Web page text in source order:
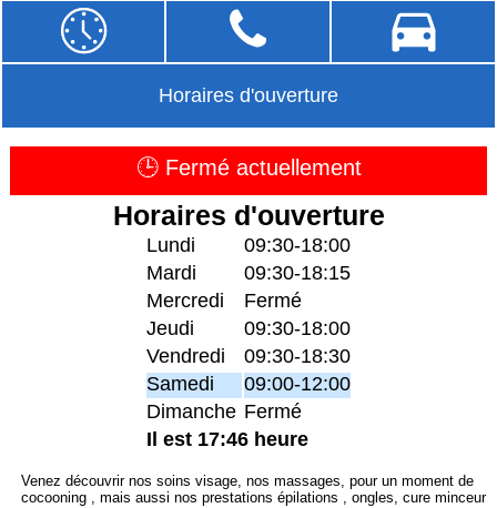
Horaires d'ouverture
🕒 Fermé actuellement
Horaires d'ouverture
Lundi
09:30-18:00
Mardi
09:30-18:15
Mercredi
Fermé
Jeudi
09:30-18:00
Vendredi
09:30-18:30
Samedi
09:00-12:00
Dimanche Fermé
Il est 17:46 heure
Venez découvrir nos soins visage, nos massages, pour un moment de
cocooning , mais aussi nos prestations épilations , ongles, cure minceur